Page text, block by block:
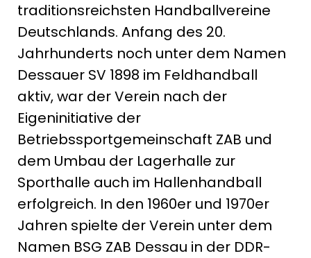
traditionsreichsten Handballvereine
Deutschlands. Anfang des 20.
Jahrhunderts noch unter dem Namen
Dessauer SV 1898 im Feldhandball
aktiv, war der Verein nach der
Eigeninitiative der
Betriebssportgemeinschaft ZAB und
dem Umbau der Lagerhalle zur
Sporthalle auch im Hallenhandball
erfolgreich. In den 1960er und 1970er
Jahren spielte der Verein unter dem
Namen BSG ZAB Dessau in der DDR-